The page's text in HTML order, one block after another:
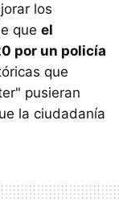
los
que el
por un policía
que
pusieran
la ciudadanía